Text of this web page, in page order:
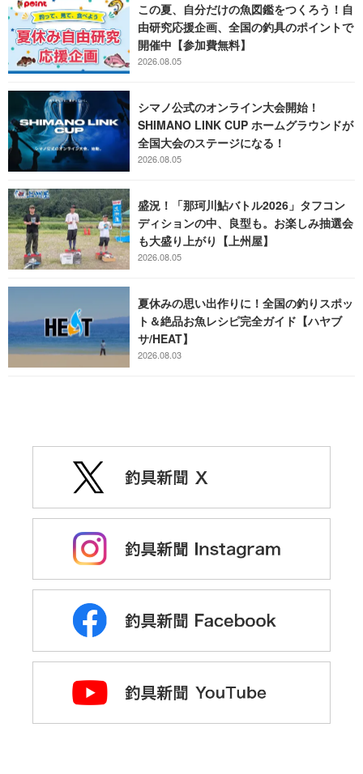
この夏、自分だけの魚図鑑をつくろう！自
由研究応援企画、全国の釣具のポイントで
開催中【参加費無料】
2026.08.05
シマノ公式のオンライン大会開始！
SHIMANO LINK CUP ホームグラウンドが
全国大会のステージになる！
2026.08.05
盛況！「那珂川鮎バトル2026」タフコン
ディションの中、良型も。お楽しみ抽選会
も大盛り上がり【上州屋】
2026.08.05
夏休みの思い出作りに！全国の釣りスポッ
ト＆絶品お魚レシピ完全ガイド【ハヤブ
サ/HEAT】
2026.08.03